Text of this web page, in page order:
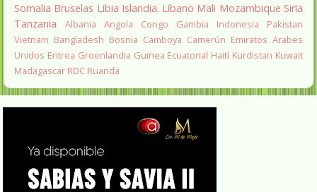
Somalia Bruselas Libia Islandia. Líbano Mali Mozambique Siria
Tanzania
Albania Angola Congo Gambia Indonesia
Pakistan
Vietnam Bangladesh Bosnia Camboya Camerún Emiratos Arabes
Unidos Eritrea Groenlandia Guinea Ecuatorial Haití Kurdistan Kuwait
Madagascar RDC Ruanda